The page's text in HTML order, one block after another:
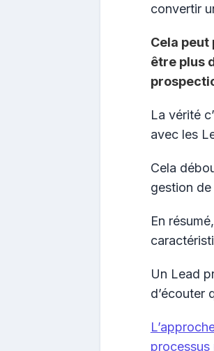
convertir
Cela
être plus
La vérité
avec les
Cela
gestion de
En
Un Lead
d’écouter
processus